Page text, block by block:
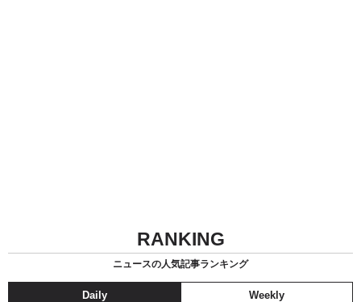
RANKING
ニュースの人気記事ランキング
Daily Weekly